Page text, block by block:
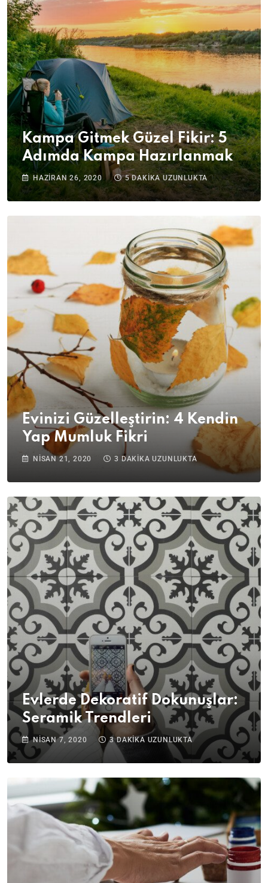
Kampa Gitmek Güzel Fikir: 5
Adımda Kampa Hazırlanmak
HAZIRAN 26, 2020 5 DAKIKA UZUNLUKTA
Evinizi Güzelleştirin: 4 Kendin
Yap Mumluk Fikri
NISAN 21, 2020 3 DAKIKA UZUNLUKTA
Evlerde Dekoratif Dokunuşlar:
Seramik Trendleri
NISAN 7, 2020 3 DAKIKA UZUNLUKTA